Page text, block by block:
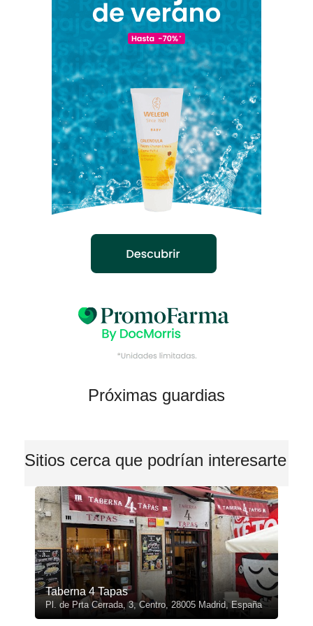
Próximas guardias
Sitios cerca que podrían interesarte
Taberna 4 Tapas
Pl. de Prta Cerrada, 3, Centro, 28005 Madrid, España